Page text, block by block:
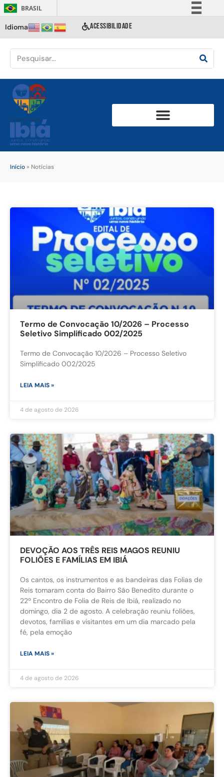
BRASIL
Comunica BR
Acesso à informação
Idioma ACESSIBILIDADE
Início » Notícias
Termo de Convocação 10/2026 – Processo
Seletivo Simplificado 002/2025
Termo de Convocação 10/2026 – Processo Seletivo
Simplificado 002/2025
LEIA MAIS »
4 de agosto de 2026
DEVOÇÃO AOS TRÊS REIS MAGOS REUNIU
FOLIÕES E FAMÍLIAS EM IBIÁ
Os cantos, os instrumentos e as bandeiras das Folias de
Reis tomaram conta do Bairro São Benedito durante o
22º Encontro de Folia de Reis de Ibiá, realizado no
domingo, dia 2 de agosto. A celebração reuniu foliões,
devotos, famílias e visitantes em um dia marcado pela
fé, pela emoção
LEIA MAIS »
4 de agosto de 2026